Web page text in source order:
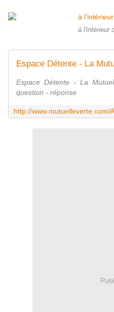
à l'intérieur
Espace Détente - La
question - réponse